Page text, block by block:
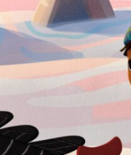
ÉVÉNEMENTS
SCOLAIRES
PRATIQUE